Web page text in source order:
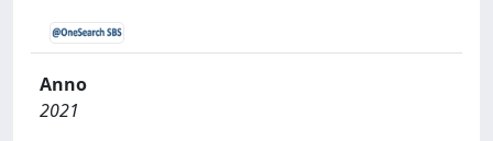
Anno
2021